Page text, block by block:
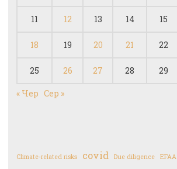
11 12 13 14 15
18 19 20 21 22
25 26 27 28 29
« Чер Сер »
Climate-related risks covid Due diligence EFAA